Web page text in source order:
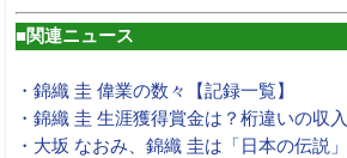
■関連ニュース
・錦織 圭 偉業の数々【記録一覧】
・錦織 圭 生涯獲得賞金は？桁違いの収入
・大坂 なおみ、錦織 圭は「日本の伝説」